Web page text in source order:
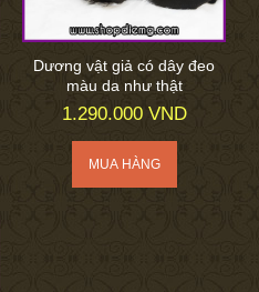
Dương vật giả có dây đeo
màu da như thật
1.290.000 VND